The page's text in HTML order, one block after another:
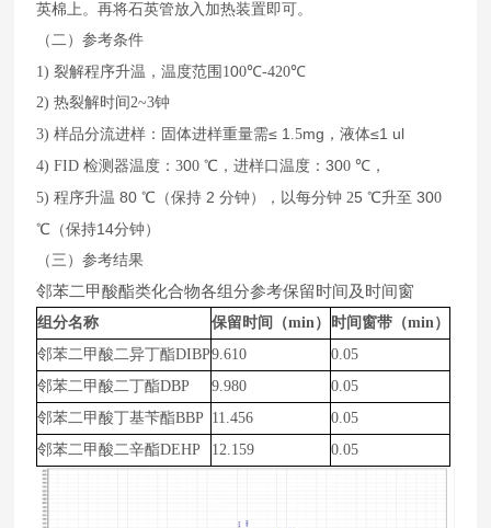
英棉上。再将石英管放入加热装置即可。
（二）参考条件
1)裂解程序升温，温度范围 100℃-420℃
2)热裂解时间2~3钟
3)样品分流进样： 固体进样重量需≤ 1 .5mg ，液体≤1 ul
4)FID检测器温度：300℃，进样口温度：300℃，
5)程序升温80 ℃（保持2 分钟），以每分钟25 ℃升至300
℃（保持14分钟）
（三）参考结果
邻苯二甲酸酯类化合物各组分参考保留时间及时间窗
组分名称 保留时间（min） 时间窗带（min）
邻苯二甲酸二异丁酯DIBP9.610
0.05
邻苯二甲酸二丁酯DBP
9.980
0.05
邻苯二甲酸丁基苄酯BBP 11.456
0.05
邻苯二甲酸二辛酯DEHP
12.159 0.05